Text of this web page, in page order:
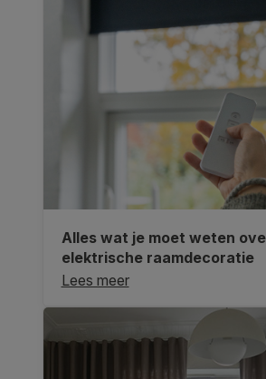
Alles wat je moet weten
elektrische raamdecoratie
Lees meer